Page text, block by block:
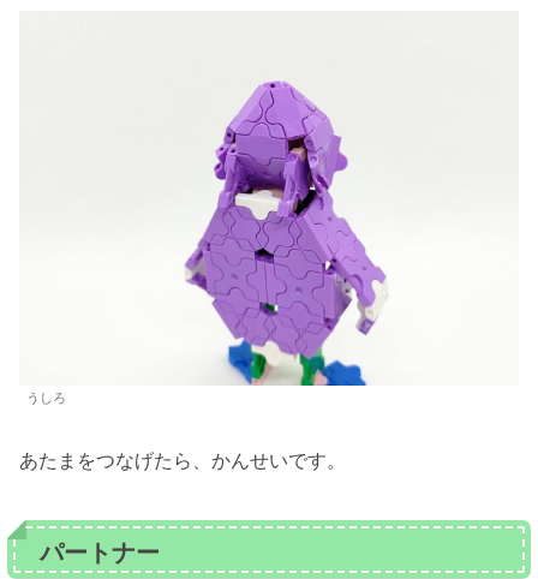
うしろ
あたまをつなげたら、かんせいです。
パートナー